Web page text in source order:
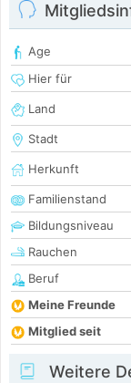
Age
Hier für
Land
Stadt
Herkunft
Familienstand
Bildungsniveau
Rauchen
Beruf
Meine Freunde
Mitglied seit
Weitere